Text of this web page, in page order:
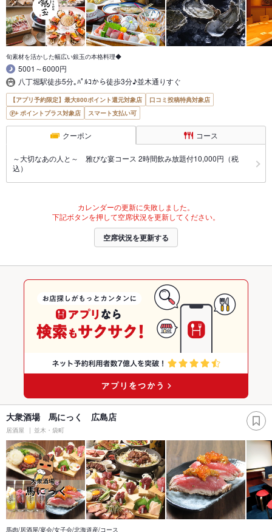
旬素材を活かした幅広い銀玉の本格料理◆
5001～6000円
八丁堀駅徒歩5分｡ﾊﾟﾙｺから徒歩3分♪並木通りすぐ
【アプリ予約限定】最大800ポイント還元対象店
口コミ投稿特典対象店
ポイントプラス対象店
スマート支払い可
クーポン コース
～大切なあの人と～ 雅びな宴コース 2時間飲み放題付10,000円（税
込）
カレンダーの更新に失敗しました。
下記ボタンを押して空席状況を更新してください。
空席状況を更新する
大衆酒場 馬にっく 広島店
居酒屋 並木・袋町
馬肉/居酒屋/宴会/女子会/北海道産/コース